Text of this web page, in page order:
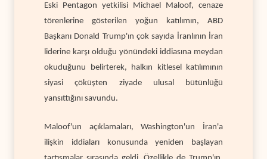
Eski Pentagon yetkilisi Michael Maloof, cenaze
törenlerine gösterilen yoğun katılımın, ABD
Başkanı Donald Trump'ın çok sayıda İranlının İran
liderine karşı olduğu yönündeki iddiasına meydan
okuduğunu belirterek, halkın kitlesel katılımının
siyasi çöküşten ziyade ulusal bütünlüğü
yansıttığını savundu.
Maloof'un açıklamaları, Washington'un İran'a
ilişkin iddiaları konusunda yeniden başlayan